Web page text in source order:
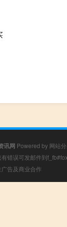
讯网 Powered by 网站
错误可发邮件到
告及商业合作